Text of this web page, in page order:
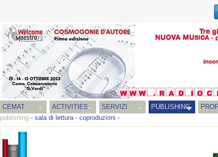
CEMAT ACTIVITIES SERVIZI PUBLISHING
publishing - sala di lettura- coproduzioni -